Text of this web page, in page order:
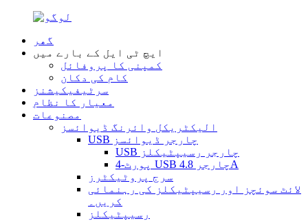
گھر
ایچ ٹی ایل کے بارے میں
کمپنی کا پروفائل
کام کی دکان
سرٹیفیکیشنز
معیار کا نظام
مصنوعات
الیکٹریکل وائرنگ ڈیوائسز
USB چارجر ڈیوائسز
USB چارجر رسیپٹیکلز
4-پورٹ USB چارجر 4.8A
سرج پروٹیکٹرز
لائٹ سوئچز اور رسیپٹیکلز کی رہنمائی
کریں۔
رسیپٹیکلز